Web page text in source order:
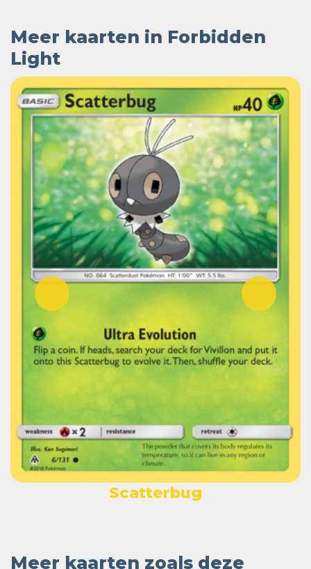
Meer kaarten in Forbidden
Light
Scatterbug
Meer kaarten zoals deze